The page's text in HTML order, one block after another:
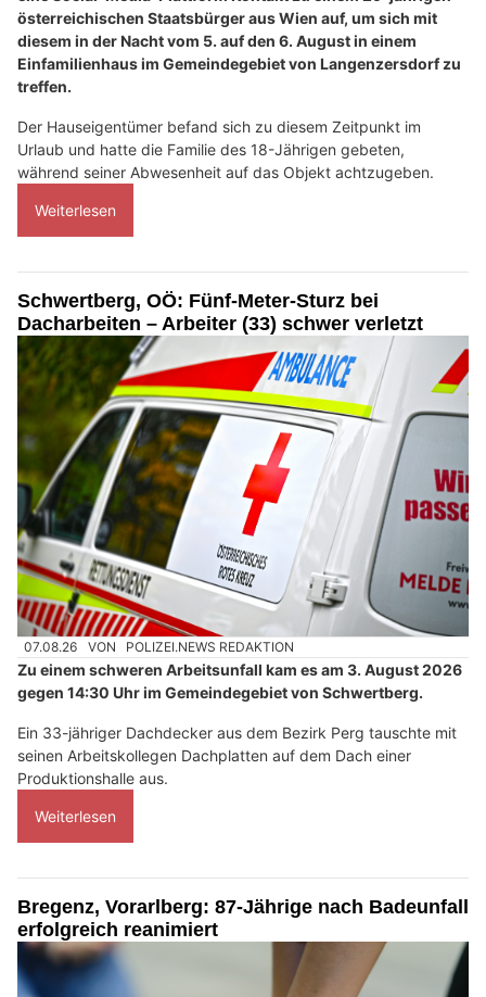
österreichischen Staatsbürger aus Wien auf, um sich mit
diesem in der Nacht vom 5. auf den 6. August in einem
Einfamilienhaus im Gemeindegebiet von Langenzersdorf zu
treffen.
Der Hauseigentümer befand sich zu diesem Zeitpunkt im
Urlaub und hatte die Familie des 18-Jährigen gebeten,
während seiner Abwesenheit auf das Objekt achtzugeben.
Weiterlesen
Schwertberg, OÖ: Fünf-Meter-Sturz bei
Dacharbeiten – Arbeiter (33) schwer verletzt
07.08.26 VON POLIZEI.NEWS REDAKTION
Zu einem schweren Arbeitsunfall kam es am 3. August 2026
gegen 14:30 Uhr im Gemeindegebiet von Schwertberg.
Ein 33-jähriger Dachdecker aus dem Bezirk Perg tauschte mit
seinen Arbeitskollegen Dachplatten auf dem Dach einer
Produktionshalle aus.
Weiterlesen
Bregenz, Vorarlberg: 87-Jährige nach Badeunfall
erfolgreich reanimiert